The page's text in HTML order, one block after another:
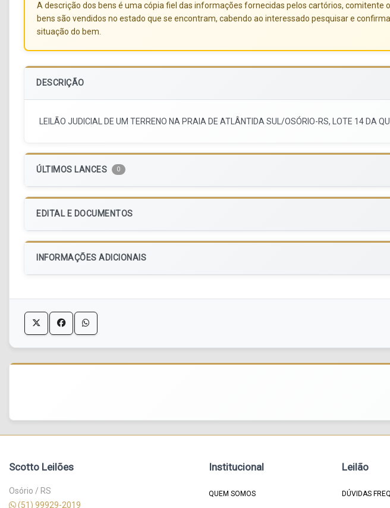
A descrição dos bens é uma cópia fiel das informações fornecidas pelos cartórios,
bens são vendidos no estado que se encontram, cabendo ao interessado pesquisar e
situação do bem.
DESCRIÇÃO
LEILÃO JUDICIAL DE UM TERRENO NA PRAIA DE ATLÂNTIDA SUL/OSÓRIO-RS, LOTE 14 DA
ÚLTIMOS LANCES 0
EDITAL E DOCUMENTOS
INFORMAÇÕES ADICIONAIS
Scotto Leilões
Osório / RS
(51) 99929-2019
Institucional
QUEM SOMOS
Leilão
DÚVIDAS